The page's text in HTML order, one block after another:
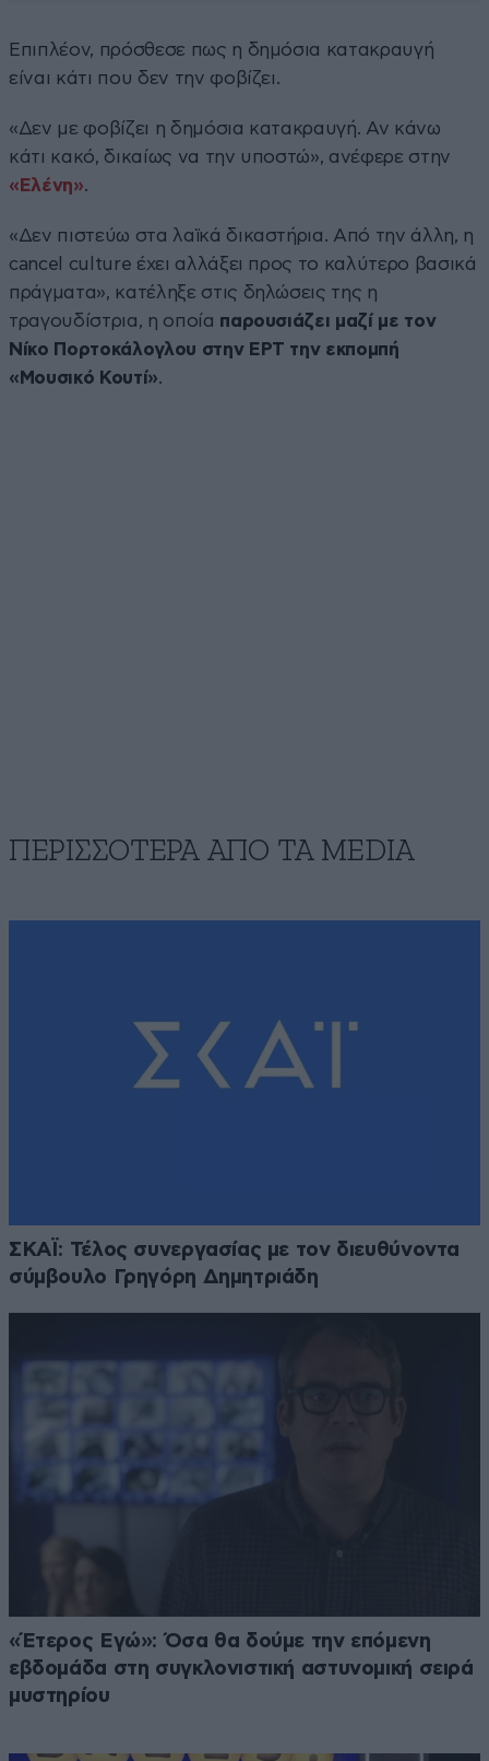
Επιπλέον, πρόσθεσε πως η δημόσια κατακραυγή
είναι κάτι που δεν την φοβίζει.
«Δεν με φοβίζει η δημόσια κατακραυγή. Αν κάνω
κάτι κακό, δικαίως να την υποστώ», ανέφερε στην
«Ελένη».
«Δεν πιστεύω στα λαϊκά δικαστήρια. Από την άλλη, η
cancel culture έχει αλλάξει προς το καλύτερο βασικά
πράγματα», κατέληξε στις δηλώσεις της η
τραγουδίστρια, η οποία παρουσιάζει μαζί με τον
Νίκο Πορτοκάλογλου στην ΕΡΤ την εκπομπή
«Μουσικό Κουτί».
ΠΕΡΙΣΣΟΤΕΡΑ ΑΠΟ ΤA MEDIA
ΣΚΑΪ: Τέλος συνεργασίας με τον διευθύνοντα
σύμβουλο Γρηγόρη Δημητριάδη
«Έτερος Εγώ»: Όσα θα δούμε την επόμενη
εβδομάδα στη συγκλονιστική αστυνομική σειρά
μυστηρίου